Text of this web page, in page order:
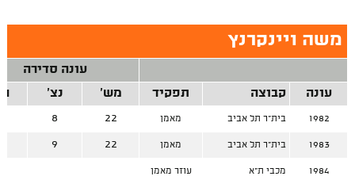
משה ויינקרנץ
עונה סדירה
עונה
קבוצה תפקיד מש' נצ'
1982 בית"ר תל אביב מאמן 22
8
1983 בית"ר תל אביב מאמן 22
9
1984 מכבי ת"א עוזר מאמן